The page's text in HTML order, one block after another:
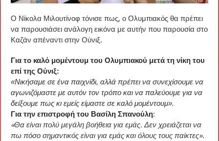
Ο Νίκολα Μιλουτίνοφ τόνισε πως, ο Ολυμπιακός θα πρέπει
να παρουσιάσει ανάλογη εικόνα με αυτήν που παρουσία στο
Καζάν απέναντι στην Ούνιξ.
Για το καλό μομέντουμ του Ολυμπιακού μετά τη νίκη του
επί της Ούνιξ:
«Νικήσαμε σε ένα παιχνίδι, αλλά πρέπει να συνεχίσουμε να
αγωνιζόμαστε με αυτόν τον τρόπο και να παλεύουμε για να
δείξουμε πως κι εμείς είμαστε σε καλό μομέντουμ».
Για την επιστροφή του Βασίλη Σπανούλη:
«Θα είναι πολύ μεγάλη βοήθεια για εμάς. Δεν χρειάζεται να
πω πόσο σημαντικός είναι για εμάς και όλους τους παίκτες».